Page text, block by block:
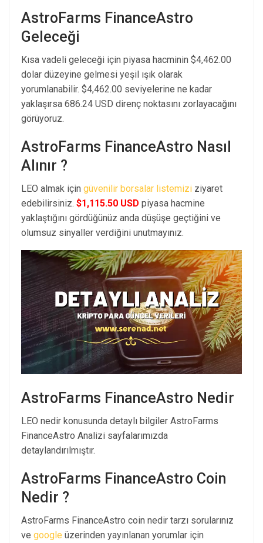
AstroFarms FinanceAstro
Geleceği
Kısa vadeli geleceği için piyasa hacminin $4,462.00
dolar düzeyine gelmesi yeşil ışık olarak
yorumlanabilir. $4,462.00 seviyelerine ne kadar
yaklaşırsa 686.24 USD direnç noktasını zorlayacağını
görüyoruz.
AstroFarms FinanceAstro Nasıl
Alınır ?
LEO almak için güvenilir borsalar listemizi ziyaret
edebilirsiniz. $1,115.50 USD piyasa hacmine
yaklaştığını gördüğünüz anda düşüşe geçtiğini ve
olumsuz sinyaller verdiğini unutmayınız.
AstroFarms FinanceAstro Nedir
LEO nedir konusunda detaylı bilgiler AstroFarms
FinanceAstro Analizi sayfalarımızda
detaylandırılmıştır.
AstroFarms FinanceAstro Coin
Nedir ?
AstroFarms FinanceAstro coin nedir tarzı sorularınız
ve google üzerinden yayınlanan yorumlar için